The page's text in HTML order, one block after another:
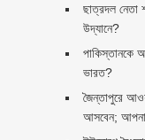
ছাত্রদল নেতা
উদ্যানে?
পাকিস্তানকে
ভারত?
জৈন্তাপুরে
আসবেন;